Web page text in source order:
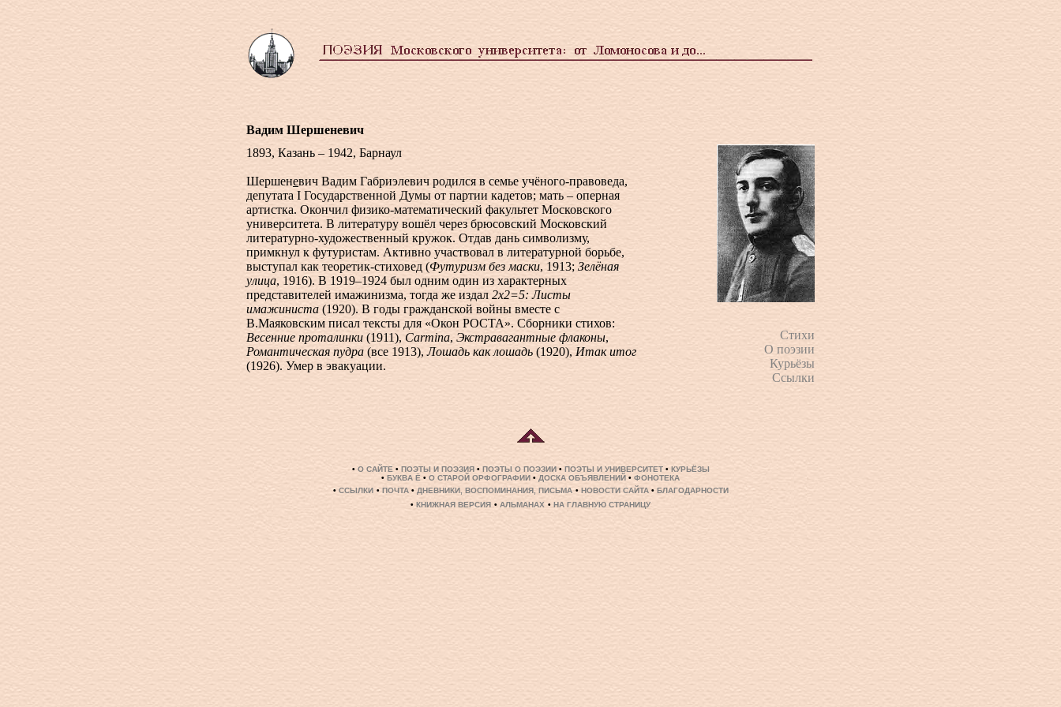
Вадим Шершеневич
1893, Казань – 1942, Барнаул
Шершеневич Вадим Габриэлевич родился в семье учёного-правоведа,
депутата I Государственной Думы от партии кадетов; мать – оперная
артистка. Окончил физико-математический факультет Московского
университета. В литературу вошёл через брюсовский Московский
литературно-художественный кружок. Отдав дань символизму,
примкнул к футуристам. Активно участвовал в литературной борьбе,
выступал как теоретик-стиховед (Футуризм без маски, 1913; Зелёная
улица, 1916). В 1919–1924 был одним один из характерных
представителей имажинизма, тогда же издал 2х2=5: Листы
имажиниста (1920). В годы гражданской войны вместе с
В.Маяковским писал тексты для «Окон РОСТА». Сборники стихов:
Весенние проталинки (1911), Carmina,Экстравагантные флаконы,
Романтическая пудра (все 1913),Лошадь как лошадь (1920), Итак итог
(1926). Умер в эвакуации.
Стихи
О поэзии
Курьёзы
Ссылки